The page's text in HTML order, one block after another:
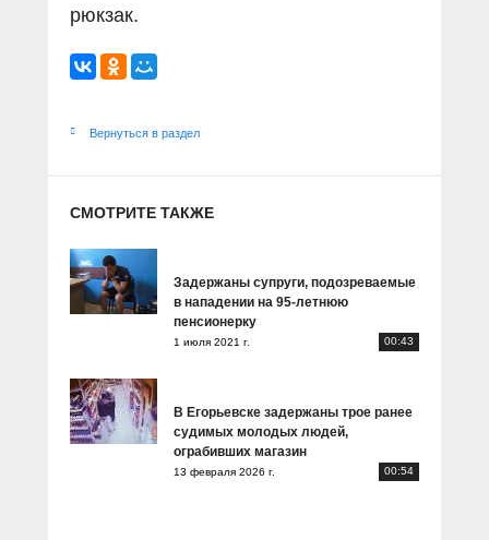
рюкзак.
Вернуться в раздел
СМОТРИТЕ ТАКЖЕ
Задержаны супруги, подозреваемые
в нападении на 95-летнюю
пенсионерку
1 июля 2021 г. 00:43
В Егорьевске задержаны трое ранее
судимых молодых людей,
ограбивших магазин
13 февраля 2026 г. 00:54